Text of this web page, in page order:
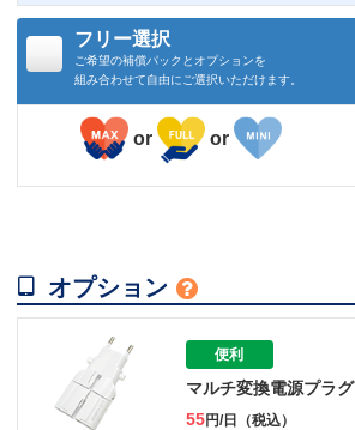
フリー選択
ご希望の補償パックとオプションを
組み合わせて自由にご選択いただけます。
or or
 オプション 
便利
マルチ変換電源プラグ
55円/日（税込）